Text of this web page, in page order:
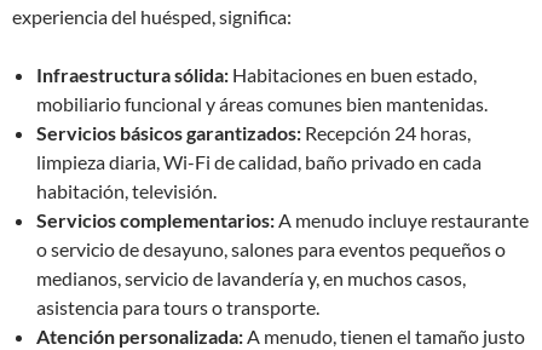
experiencia del huésped, significa:
Infraestructura sólida: Habitaciones en buen estado,
mobiliario funcional y áreas comunes bien mantenidas.
Servicios básicos garantizados: Recepción 24 horas,
limpieza diaria, Wi-Fi de calidad, baño privado en cada
habitación, televisión.
Servicios complementarios:A menudo incluye restaurante
o servicio de desayuno, salones para eventos pequeños o
medianos, servicio de lavandería y, en muchos casos,
asistencia para tours o transporte.
Atención personalizada:A menudo, tienen el tamaño justo